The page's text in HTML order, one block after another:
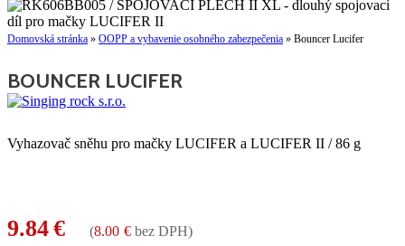
Domovská stránka » OOPP a vybavenie osobného zabezpečenia » Bouncer Lucifer
BOUNCER LUCIFER
Vyhazovač sněhu pro mačky LUCIFER a LUCIFER II / 86 g
9.84€ (8.00 € bez DPH)